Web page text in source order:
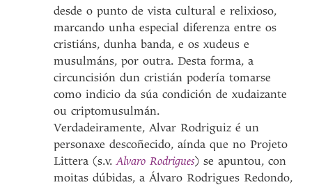
desde o punto de vista cultural e relixioso,
marcando unha especial diferenza entre os
cristiáns, dunha banda, e os xudeus e
musulmáns, por outra. Desta forma, a
circuncisión dun cristián podería tomarse
como indicio da súa condición de xudaizante
ou criptomusulmán.
Verdadeiramente, Alvar Rodriguiz é un
personaxe descoñecido, aínda que no Projeto
Littera (s.v.Alvaro Rodrigues) se apuntou, con
moitas dúbidas, a Álvaro Rodrigues Redondo,